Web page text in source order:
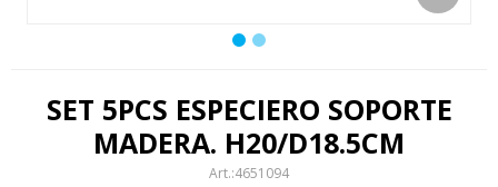
SET 5PCS ESPECIERO SOPORTE
MADERA. H20/D18.5CM
4651094